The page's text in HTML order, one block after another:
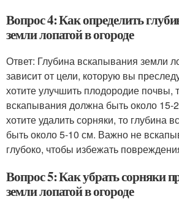
Вопрос 4: Как определить
земли лопатой в огороде
Ответ: Глубина вскапывания земли
зависит от цели, которую вы
хотите улучшить плодородие почвы,
вскапывания должна быть около 15-
хотите удалить сорняки, то глубина
быть около 5-10 см. Важно не
глубоко, чтобы избежать
Вопрос 5: Как убрать сорняки
земли лопатой в огороде